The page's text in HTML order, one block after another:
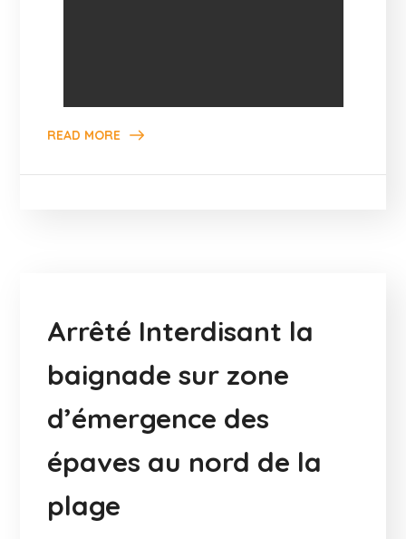
READ MORE
Arrêté Interdisant la
baignade sur zone
d’émergence des
épaves au nord de la
plage